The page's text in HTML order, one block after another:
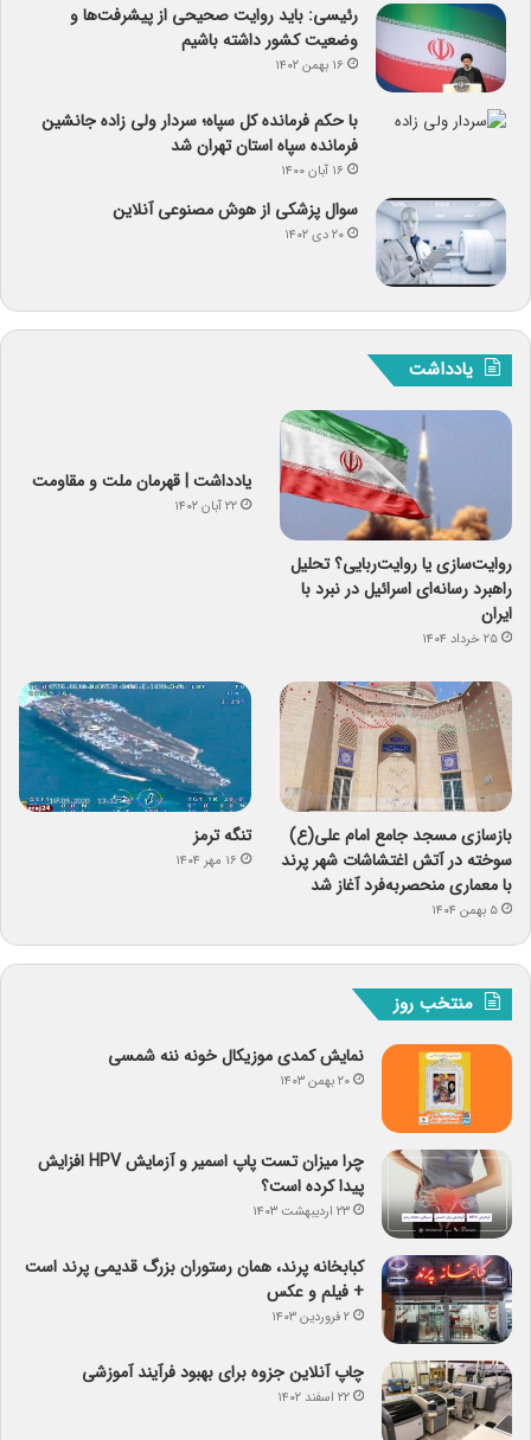
رئیسی: باید روایت صحیحی از پیشرفت‌ها و
وضعیت کشور داشته باشیم
۱۶ بهمن ۱۴۰۲
با حکم فرمانده کل سپاه؛ سردار ولی زاده جانشین
فرمانده سپاه استان تهران شد
۱۶ آبان ۱۴۰۰
سوال پزشکی از هوش مصنوعی آنلاین
۲۰ دی ۱۴۰۲
یادداشت
روایت‌سازی یا روایت‌ربایی؟ تحلیل
راهبرد رسانه‌ای اسرائیل در نبرد با
ایران
۲۵ خرداد ۱۴۰۴
یادداشت | قهرمان ملت و مقاومت
۲۲ آبان ۱۴۰۲
بازسازی مسجد جامع امام علی(ع)
سوخته در آتش اغتشاشات شهر پرند
با معماری منحصربه‌فرد آغاز شد
۵ بهمن ۱۴۰۴
تنگه ترمز
۱۶ مهر ۱۴۰۴
منتخب روز
نمایش کمدی موزیکال خونه ننه شمسی
۲۰ بهمن ۱۴۰۳
چرا میزان تست پاپ اسمیر و آزمایش HPV افزایش
پیدا کرده است؟
۲۳ اردیبهشت ۱۴۰۳
کبابخانه پرند، همان رستوران بزرگ قدیمی پرند است
+ فیلم و عکس
۲ فروردین ۱۴۰۳
چاپ آنلاین جزوه برای بهبود فرآیند آموزشی
۲۲ اسفند ۱۴۰۲